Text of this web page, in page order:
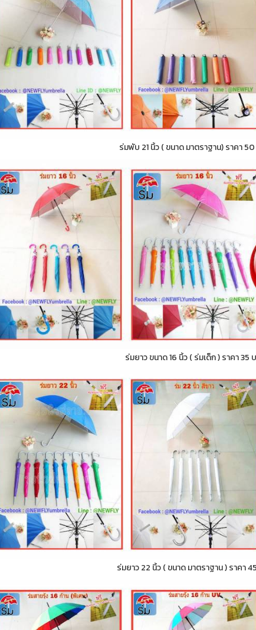
ร่มพับ 21 นิ้ว ( ขนาด มาตราฐาน) ราคา
ร่มยาว ขนาด 16 นิ้ว ( ร่มเด็ก ) ราคา 35
ร่มยาว 22 นิ้ว ( ขนาด มาตราฐาน ) ราคา